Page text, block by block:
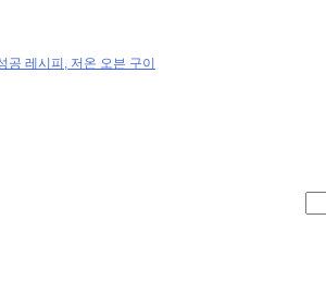
레시피, 저온 오븐 구이